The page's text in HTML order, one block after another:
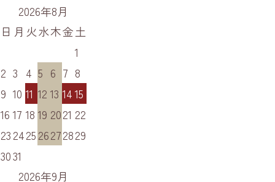
2026年8月
日 月 火水木金土
1
2 3 4 5 6 7 8
9 10 11 12 13 1415
16 17 18 19 2021 22
23242526272829
3031
2026年9月